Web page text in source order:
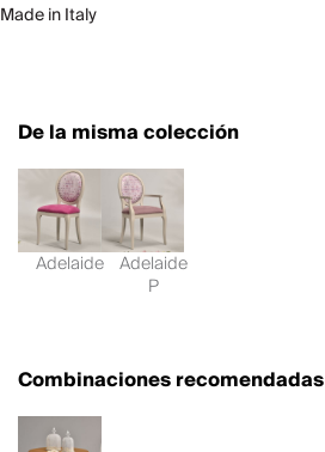
Made in Italy
De la misma colección
Adelaide Adelaide
P
Combinaciones recomendadas